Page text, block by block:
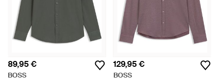
89,95 €
BOSS
129,95 €
BOSS